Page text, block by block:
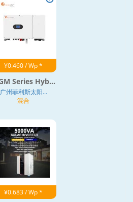
¥0.460 / Wp *
Series Hyb...
广州菲利斯太阳...
混合
¥0.683 / Wp *